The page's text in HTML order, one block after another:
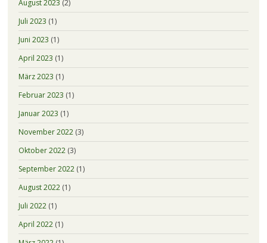
August 2023 (2)
Juli 2023 (1)
Juni 2023 (1)
April 2023 (1)
März 2023 (1)
Februar 2023 (1)
Januar 2023 (1)
November 2022(3)
Oktober 2022(3)
September 2022(1)
August 2022(1)
Juli 2022(1)
April 2022(1)